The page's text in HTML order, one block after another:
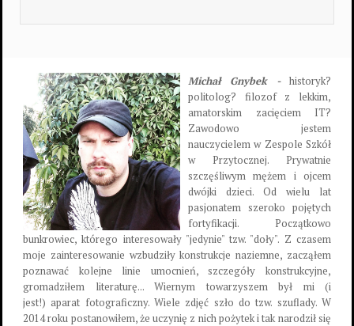
Michał Gnybek - historyk?
politolog? filozof z lekkim,
amatorskim zacięciem IT?
Zawodowo jestem
nauczycielem w Zespole Szkół
w Przytocznej. Prywatnie
szczęśliwym mężem i ojcem
dwójki dzieci. Od wielu lat
pasjonatem szeroko pojętych
fortyfikacji. Początkowo
bunkrowiec, którego interesowały "jedynie" tzw. "doły". Z czasem
moje zainteresowanie wzbudziły konstrukcje naziemne, zacząłem
poznawać kolejne linie umocnień, szczegóły konstrukcyjne,
gromadziłem literaturę... Wiernym towarzyszem był mi (i
jest!) aparat fotograficzny. Wiele zdjęć szło do tzw. szuflady. W
2014 roku postanowiłem, że uczynię z nich pożytek i tak narodził się